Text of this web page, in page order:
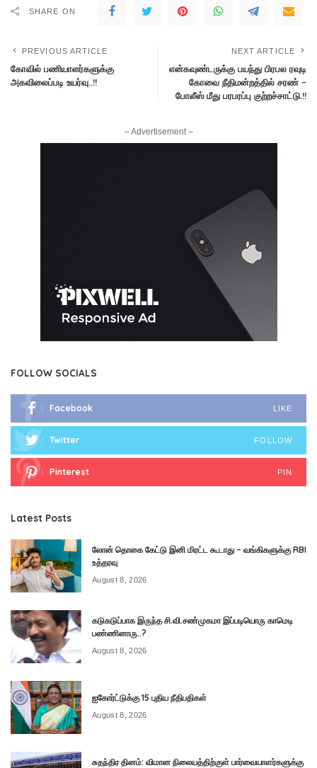
SHARE ON
PREVIOUS ARTICLE
கோவில் பணியாளர்களுக்கு
அகவிலைப்படி உயர்வு..!!
NEXT ARTICLE
என்கவுண்டருக்கு பயந்து பிரபல ரவுடி
கோவை நீதிமன்றத்தில் சரண் –
போலீஸ் மீது பரபரப்பு குற்றச்சாட்டு.!!
– Advertisement –
FOLLOW SOCIALS
Facebook LIKE
Twitter FOLLOW
Pinterest PIN
Latest Posts
லோன் தொகை கேட்டு இனி மிரட்ட கூடாது – வங்கிகளுக்கு RBI
உத்தரவு
August 8, 2026
கடுகடுப்பாக இருந்த சி.வி.சண்முகமா இப்படியொரு காமெடி
பண்ணினாரு..?
August 8, 2026
ஐகோர்ட்டுக்கு 15 புதிய நீதிபதிகள்
August 8, 2026
சுதந்திர தினம்: விமான நிலையத்திற்குள் பார்வையாளர்களுக்கு